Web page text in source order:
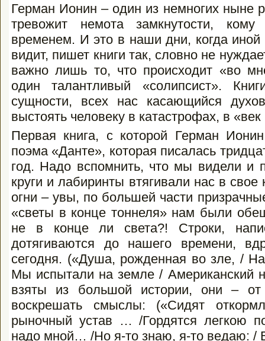
Герман Ионин – один из немногих ныне
тревожит немота замкнутости,
временем. И это в наши дни, когда иной
видит, пишет книги так, словно не
важно лишь то, что происходит «во
один талантливый «солипсист».
сущности, всех нас касающийся
выстоять человеку в катастрофах, в
Первая книга, с которой Герман
поэма «Данте», которая писалась
год. Надо вспомнить, что мы видели и
круги и лабиринты втягивали нас в
огни – увы, по большей части
«светы в конце тоннеля» нам были
не в конце ли света?! Строки,
дотягиваются до нашего времени,
сегодня. («Душа, рожденная во зле, /
Мы испытали на земле / Американский
взяты из большой истории, они –
воскрешать смыслы: («Сидят
рыночный устав … /Гордятся легкою
надо мной… /Но я-то знаю, я-то ведаю: /